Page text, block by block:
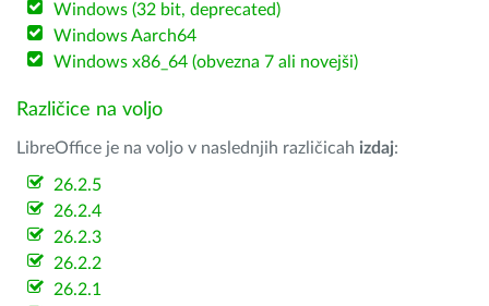
Windows (32 bit, deprecated)
Windows Aarch64
Windows x86_64 (obvezna 7 ali novejši)
Različice na voljo
LibreOffice je na voljo v naslednjih različicah izdaj:
26.2.5
26.2.4
26.2.3
26.2.2
26.2.1